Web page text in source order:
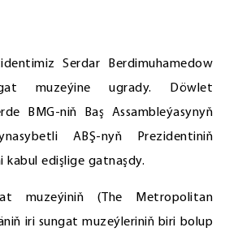
Serdar Berdimuhamedow
muzeýine ugrady. Döwlet
BMG-niň Baş Assambleýasynyň
ABŞ-nyň Prezidentiniň
kabul edişlige gatnaşdy.
muzeýiniň (The Metropolitan
iri sungat muzeýleriniň biri bolup